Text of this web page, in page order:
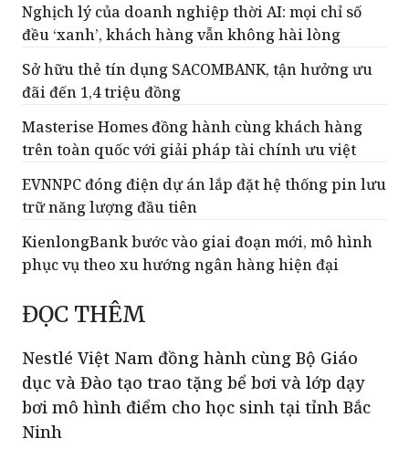
Nghịch lý của doanh nghiệp thời AI: mọi chỉ số
đều ‘xanh’, khách hàng vẫn không hài lòng
Sở hữu thẻ tín dụng SACOMBANK, tận hưởng ưu
đãi đến 1,4 triệu đồng
Masterise Homes đồng hành cùng khách hàng
trên toàn quốc với giải pháp tài chính ưu việt
EVNNPC đóng điện dự án lắp đặt hệ thống pin lưu
trữ năng lượng đầu tiên
KienlongBank bước vào giai đoạn mới, mô hình
phục vụ theo xu hướng ngân hàng hiện đại
ĐỌC THÊM
Nestlé Việt Nam đồng hành cùng Bộ Giáo
dục và Đào tạo trao tặng bể bơi và lớp dạy
bơi mô hình điểm cho học sinh tại tỉnh Bắc
Ninh